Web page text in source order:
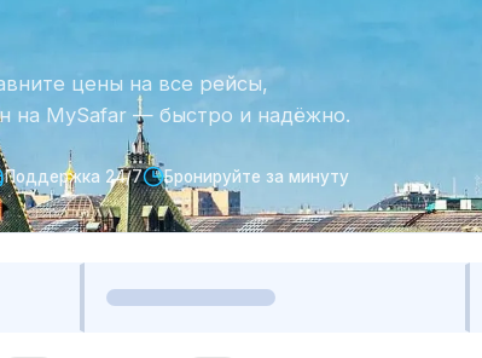
цены на все рейсы,
на MySafar — быстро и надёжно.
Поддержка 24/7 Бронируйте за минуту